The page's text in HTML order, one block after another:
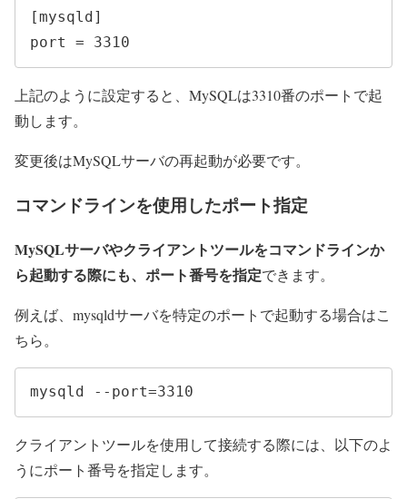
[mysqld]
port = 3310
上記のように設定すると、MySQLは3310番のポートで起
動します。
変更後はMySQLサーバの再起動が必要です。
コマンドラインを使用したポート指定
MySQLサーバやクライアントツールをコマンドラインか
ら起動する際にも、ポート番号を指定できます。
例えば、mysqldサーバを特定のポートで起動する場合はこ
ちら。
mysqld --port=3310
クライアントツールを使用して接続する際には、以下のよ
うにポート番号を指定します。